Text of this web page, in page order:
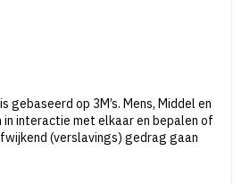
gebaseerd op 3M’s. Mens, Middel en
in interactie met elkaar en bepalen of
(verslavings) gedrag gaan